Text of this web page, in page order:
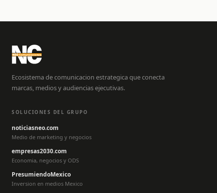
Ecosistema de comunicacion estrategica que conecta
marcas, medios y audiencias ejecutivas.
SOLUCIONES DEL GRUPO
noticiasneo.com
Medio de marketing y negocios
empresas2030.com
Economia, negocios y ODS
PresumiendoMexico
Inversion en medios Mexico